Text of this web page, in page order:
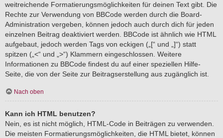
weitreichende Formatierungsmöglichkeiten für deinen Text gibt. Die
Rechte zur Verwendung von BBCode werden durch die Board-
Administration vergeben, können jedoch auch durch dich für jeden
einzelnen Beitrag deaktiviert werden. BBCode ist ähnlich wie HTML
aufgebaut, jedoch werden Tags von eckigen („[“ und „]“) statt
spitzen („<“ und „>“) Klammern eingeschlossen. Weitere
Informationen zu BBCode findest du auf einer speziellen Hilfe-
Seite, die von der Seite zur Beitragserstellung aus zugänglich ist.
Nach oben
Kann ich HTML benutzen?
Nein, es ist nicht möglich, HTML-Code in Beiträgen zu verwenden.
Die meisten Formatierungsmöglichkeiten, die HTML bietet, können